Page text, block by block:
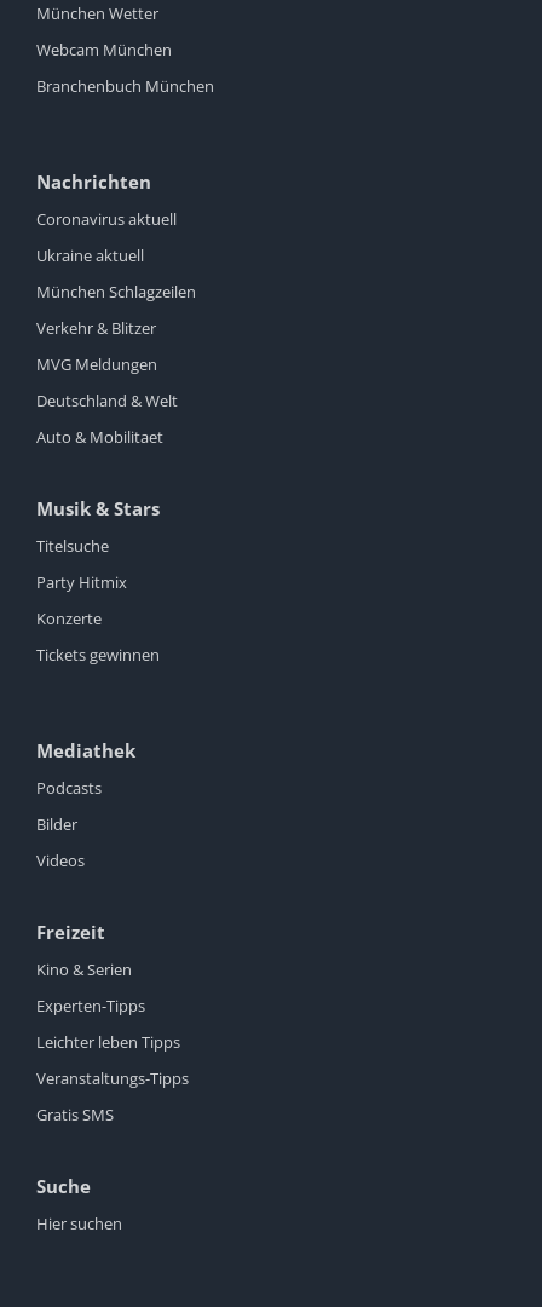
München Wetter
Webcam München
Branchenbuch München
Nachrichten
Coronavirus aktuell
Ukraine aktuell
München Schlagzeilen
Verkehr & Blitzer
MVG Meldungen
Deutschland & Welt
Auto & Mobilitaet
Musik & Stars
Titelsuche
Party Hitmix
Konzerte
Tickets gewinnen
Mediathek
Podcasts
Bilder
Videos
Freizeit
Kino & Serien
Experten-Tipps
Leichter leben Tipps
Veranstaltungs-Tipps
Gratis SMS
Suche
Hier suchen